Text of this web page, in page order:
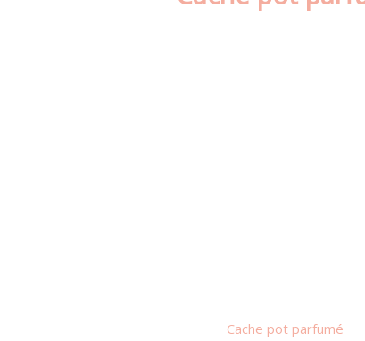
Cache pot parfumé